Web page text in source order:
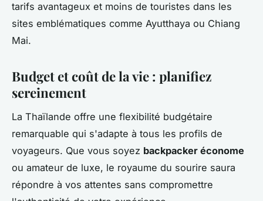
tarifs avantageux et moins de touristes dans les
sites emblématiques comme Ayutthaya ou Chiang
Mai.
Budget et coût de la vie : planifiez
sereinement
La Thaïlande offre une flexibilité budgétaire
remarquable qui s'adapte à tous les profils de
voyageurs. Que vous soyez backpacker économe
ou amateur de luxe, le royaume du sourire saura
répondre à vos attentes sans compromettre